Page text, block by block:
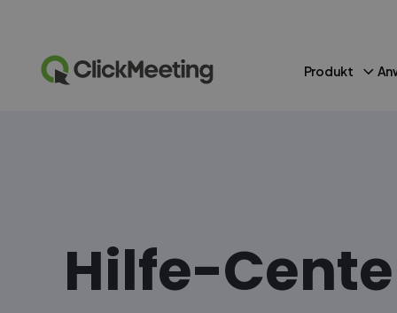
Produkt
Hilfe-